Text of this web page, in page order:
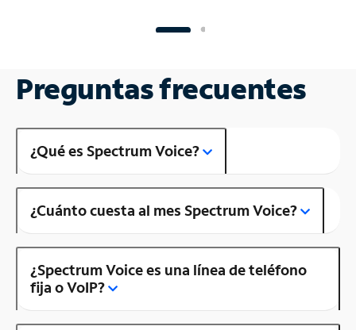
Preguntas frecuentes
¿Qué es Spectrum Voice?
¿Cuánto cuesta al mes Spectrum Voice?
¿Spectrum Voice es una línea de teléfono
fija o VoIP?